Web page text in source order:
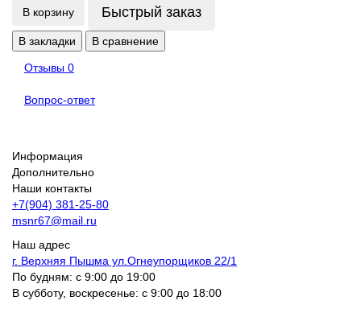
В корзину Быстрый заказ
В закладки В сравнение
Отзывы 0
Вопрос-ответ
Информация
Дополнительно
Наши контакты
+7(904) 381-25-80
msnr67@mail.ru
Наш адрес
г. Верхняя Пышма ул.Огнеупорщиков 22/1
По будням: с 9:00 до 19:00
В субботу, воскресенье: с 9:00 до 18:00